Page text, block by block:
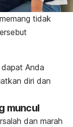
memang tidak
Anda
diri dan
muncul
dan marah